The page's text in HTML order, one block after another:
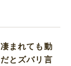
ます
まれても動
とズバリ言